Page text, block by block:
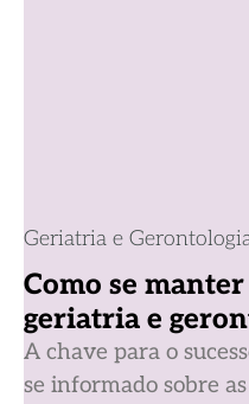
Geriatria e
Como se
geriatria e
A chave para o
se informado sobre